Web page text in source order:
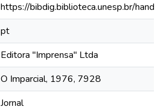
https://bibdig.biblioteca.unesp.br/
pt
Editora "Imprensa" Ltda
O Imparcial, 1976, 7928
Jornal